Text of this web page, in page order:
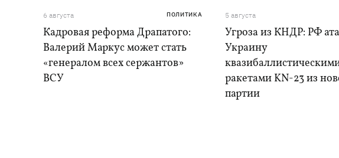
6 августа ПОЛИТИКА
Кадровая реформа Драпатого:
Валерий Маркус может стать
«генералом всех сержантов»
ВСУ
5 августа
Угроза из КНДР: РФ
Украину
ракетами KN-23 из
партии